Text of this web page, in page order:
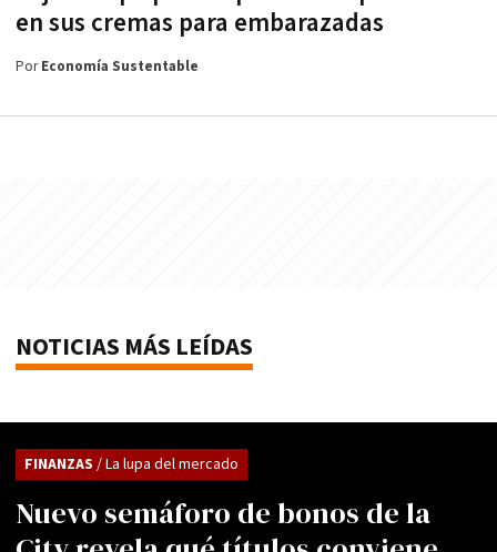
en sus cremas para embarazadas
PorEconomía Sustentable
NOTICIAS MÁS LEÍDAS
Nuevo semáforo de bonos de la
FINANZAS / La lupa del mercado